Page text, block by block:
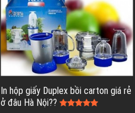
In hộp giấy Duplex bồi carton giá rẻ
ở đâu Hà Nội??